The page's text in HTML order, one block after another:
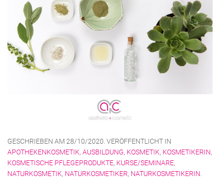
GESCHRIEBEN AM 28/10/2020 . VERÖFFENTLICHT IN
APOTHEKENKOSMETIK, AUSBILDUNG, KOSMETIK, KOSMETIKERIN,
KOSMETISCHE PFLEGEPRODUKTE, KURSE/SEMINARE,
NATURKOSMETIK, NATURKOSMETIKER, NATURKOSMETIKERIN